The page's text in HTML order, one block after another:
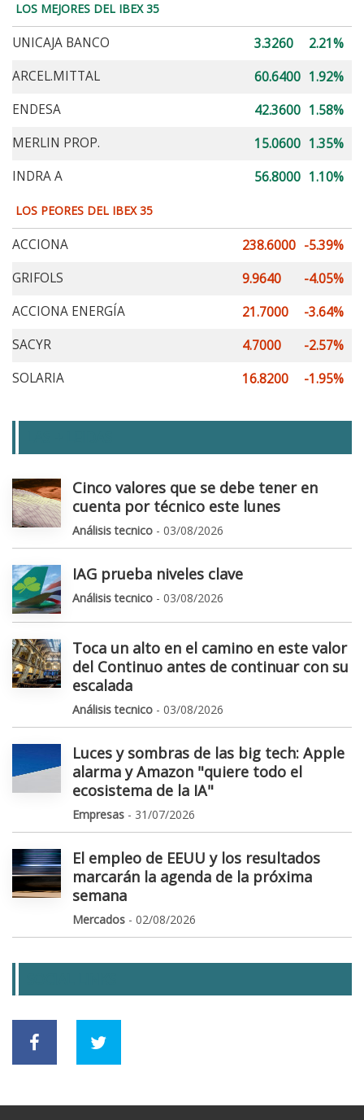
LOS MEJORES DEL IBEX 35
UNICAJA BANCO 3.3260
2.21%
ARCEL.MITTAL
60.6400 1.92%
ENDESA
42.3600 1.58%
MERLIN PROP.
15.0600 1.35%
INDRA A
56.8000 1.10%
LOS PEORES DEL IBEX 35
ACCIONA 238.6000 -5.39%
GRIFOLS
9.9640
-4.05%
ACCIONA ENERGÍA
21.7000
-3.64%
SACYR
4.7000
-2.57%
SOLARIA
16.8200 -1.95%
Cinco valores que se debe tener en
cuenta por técnico este lunes
Análisis tecnico - 03/08/2026
IAG prueba niveles clave
Análisis tecnico - 03/08/2026
Toca un alto en el camino en este valor
del Continuo antes de continuar con su
escalada
Análisis tecnico - 03/08/2026
Luces y sombras de las big tech: Apple
alarma y Amazon "quiere todo el
ecosistema de la IA"
Empresas - 31/07/2026
El empleo de EEUU y los resultados
marcarán la agenda de la próxima
semana
Mercados - 02/08/2026